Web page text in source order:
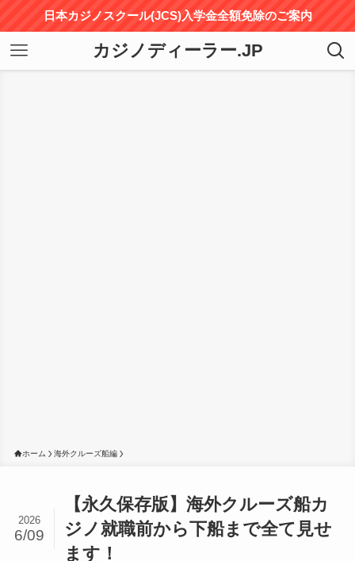
日本カジノスクール(JCS)入学金全額免除のご案内
カジノディーラー.JP
ホーム 海外クルーズ船編
【永久保存版】海外クルーズ船カ
ジノ就職前から下船まで全て見せ
ます！
2026
6/09